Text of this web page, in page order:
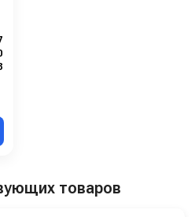
товаров